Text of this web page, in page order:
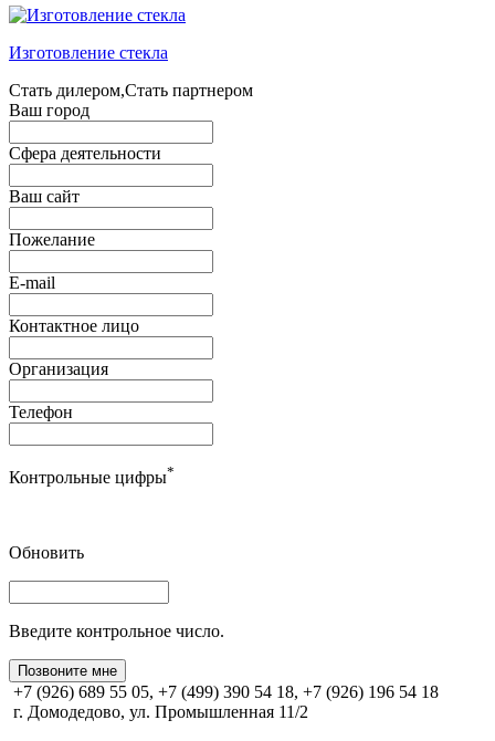
Изготовление стекла
Стать дилером,Стать партнером
Ваш город
Сфера деятельности
Ваш сайт
Пожелание
E-mail
Контактное лицо
Организация
Телефон
Контрольные цифры*
Обновить
Введите контрольное число.
Позвоните мне
+7 (926) 689 55 05, +7 (499) 390 54 18, +7 (926) 196 54 18
г. Домодедово, ул. Промышленная 11/2